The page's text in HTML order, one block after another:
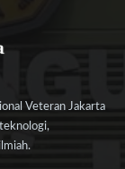
Veteran Jakarta